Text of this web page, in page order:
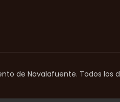
de Navalafuente. Todos los